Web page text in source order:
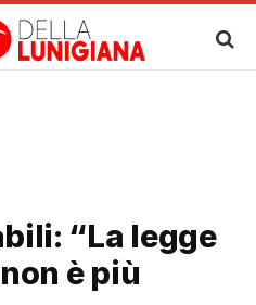
“La legge
è più